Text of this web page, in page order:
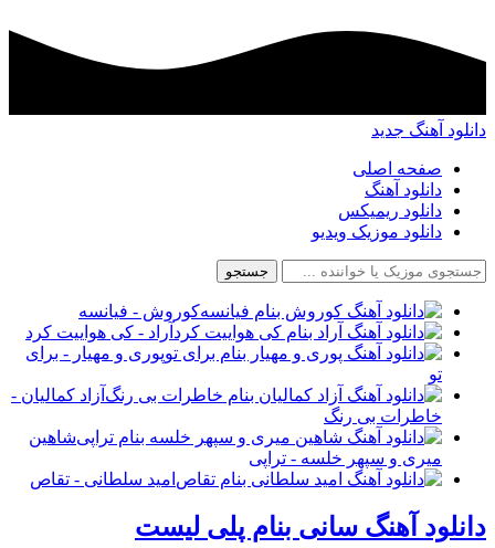
دانلود آهنگ جدید
صفحه اصلی
دانلود آهنگ
دانلود ریمیکس
دانلود موزیک ویدیو
جستجو
کوروش - فیانسه
آراد - کی هواییت کرد
پوری و مهیار - برای
تو
آزاد کمالیان -
خاطرات بی رنگ
شاهین
میری و سپهر خلسه - تراپی
امید سلطانی - تقاص
دانلود آهنگ سانی بنام پلی لیست